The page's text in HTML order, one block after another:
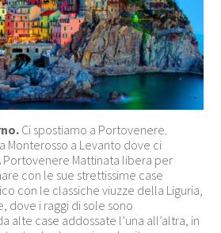
Ci spostiamo a Portovenere.
Monterosso a Levanto dove ci
Portovenere Mattinata libera per
con le sue strettissime case
con le classiche viuzze della Liguria,
dove i raggi di sole sono
alte case addossate l’una all’altra, in